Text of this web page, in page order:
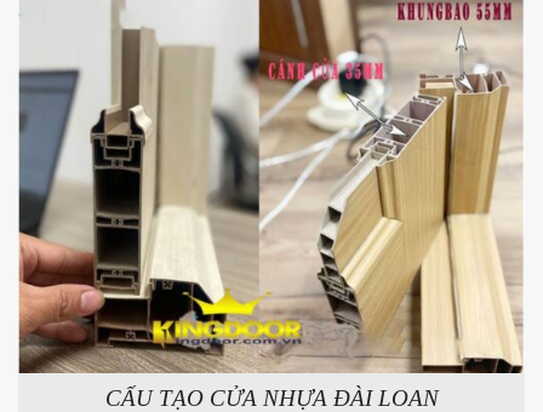
CẤU TẠO CỬA NHỰA ĐÀI LOAN